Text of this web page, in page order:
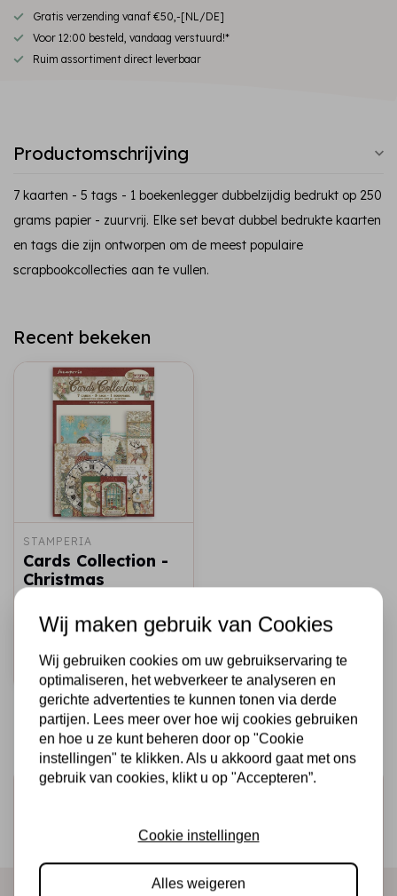
Gratis verzending vanaf €50,-[NL/DE]
Voor 12:00 besteld, vandaag verstuurd!*
Ruim assortiment direct leverbaar
Productomschrijving
7 kaarten - 5 tags - 1 boekenlegger dubbelzijdig bedrukt op 250
grams papier - zuurvrij. Elke set bevat dubbel bedrukte kaarten
en tags die zijn ontworpen om de meest populaire
scrapbookcollecties aan te vullen.
Recent bekeken
STAMPERIA
Cards Collection -
Christmas
€6,50 Op voorraad
Snel toevoegen
Ontvang als eerste onze actie en nieuwe producten
Wij maken gebruik van Cookies
Wij gebruiken cookies om uw gebruikservaring te
optimaliseren, het webverkeer te analyseren en
gerichte advertenties te kunnen tonen via derde
partijen. Lees meer over hoe wij cookies gebruiken
en hoe u ze kunt beheren door op "Cookie
instellingen" te klikken. Als u akkoord gaat met ons
gebruik van cookies, klikt u op "Accepteren”.
Cookie instellingen
Alles weigeren